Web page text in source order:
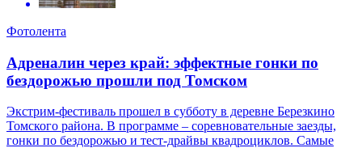
Фотолента
Адреналин через край: эффектные гонки по
бездорожью прошли под Томском
Экстрим-фестиваль прошел в субботу в деревне Березкино
Томского района. В программе – соревновательные заезды,
гонки по бездорожью и тест-драйвы квадроциклов. Самые